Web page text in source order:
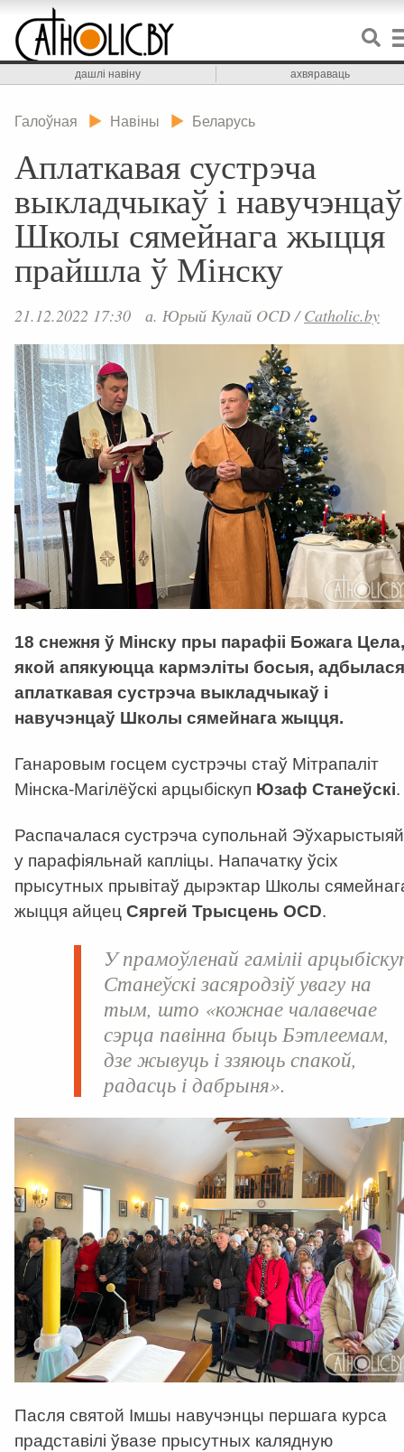
дашлі навіну ахвяраваць
Галоўная Навіны Беларусь
Аплаткавая сустрэча
выкладчыкаў і навучэнцаў
Школы сямейнага жыцця
прайшла ў Мінску
21.12.2022 17:30 а. Юрый Кулай OCD/Catholic.by
18 снежня ў Мінску пры парафіі Божага Цела,
якой апякуюцца кармэліты босыя, адбылася
аплаткавая сустрэча выкладчыкаў і
навучэнцаў Школы сямейнага жыцця.
Ганаровым госцем сустрэчы стаў Мітрапаліт
Мінска-Магілёўскі арцыбіскуп Юзаф Станеўскі.
Распачалася сустрэча супольнай Эўхарыстыяй
у парафіяльнай капліцы. Напачатку ўсіх
прысутных прывітаў дырэктар Школы
жыцця айцец Сяргей Трысцень OCD.
У прамоўленай гаміліі
Станеўскі засяродзіў увагу на
тым, што «кожнае чалавечае
сэрца павінна быць Бэтлеемам,
дзе жывуць і ззяюць спакой,
радасць і дабрыня».
Пасля святой Імшы навучэнцы першага курса
прадставілі ўвазе прысутных калядную